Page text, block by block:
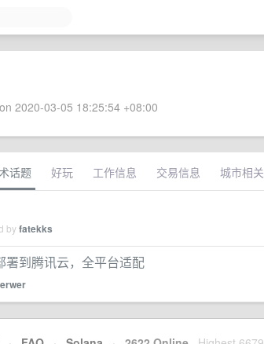
2020-03-05 18:25:54 +08:00
话题 好玩 工作信息 交易信息 城市相关
byfatekks
署到腾讯云，全平台适配